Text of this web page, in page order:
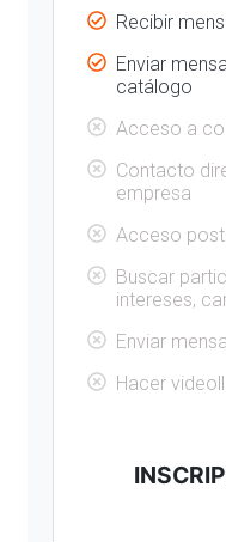
Recibir
Enviar
catálogo
Acceso a
Contacto
empresa
Acceso
Buscar
intereses,
Enviar
Hacer